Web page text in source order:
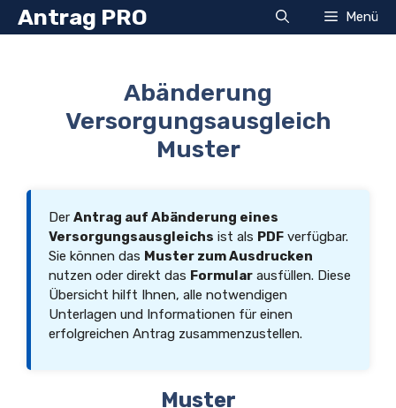
Zum
InhaltAntrag PRO Menü
Abänderung
Versorgungsausgleich
Muster
Der Antrag auf Abänderung eines
Versorgungsausgleichs ist als PDF verfügbar.
Sie können das Muster zum Ausdrucken
nutzen oder direkt das Formular ausfüllen. Diese
Übersicht hilft Ihnen, alle notwendigen
Unterlagen und Informationen für einen
erfolgreichen Antrag zusammenzustellen.
Muster